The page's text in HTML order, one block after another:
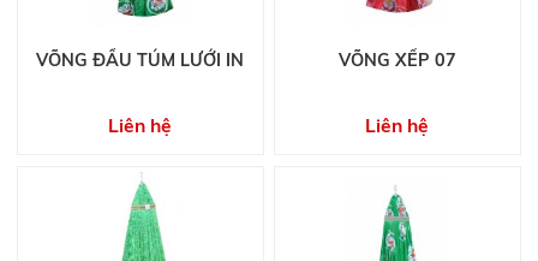
VÕNG ĐẦU TÚM LƯỚI IN
Liên hệ
VÕNG XẾP 07
Liên hệ